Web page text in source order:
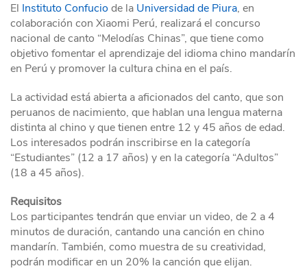
El Instituto Confucio de la Universidad de Piura, en
colaboración con Xiaomi Perú, realizará el concurso
nacional de canto “Melodías Chinas”, que tiene como
objetivo fomentar el aprendizaje del idioma chino mandarín
en Perú y promover la cultura china en el país.
La actividad está abierta a aficionados del canto, que son
peruanos de nacimiento, que hablan una lengua materna
distinta al chino y que tienen entre 12 y 45 años de edad.
Los interesados podrán inscribirse en la categoría
“Estudiantes” (12 a 17 años) y en la categoría “Adultos”
(18 a 45 años).
Requisitos
Los participantes tendrán que enviar un video, de 2 a 4
minutos de duración, cantando una canción en chino
mandarín. También, como muestra de su creatividad,
podrán modificar en un 20% la canción que elijan.